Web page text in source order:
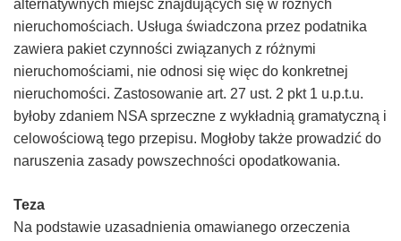
alternatywnych miejsc znajdujących się w różnych
nieruchomościach. Usługa świadczona przez podatnika
zawiera pakiet czynności związanych z różnymi
nieruchomościami, nie odnosi się więc do konkretnej
nieruchomości. Zastosowanie art. 27 ust. 2 pkt 1 u.p.t.u.
byłoby zdaniem NSA sprzeczne z wykładnią gramatyczną i
celowościową tego przepisu. Mogłoby także prowadzić do
naruszenia zasady powszechności opodatkowania.
Teza
Na podstawie uzasadnienia omawianego orzeczenia